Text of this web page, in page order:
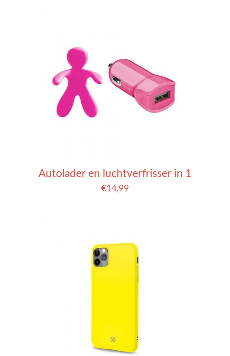
Autolader en luchtverfrisser in 1
€14,99